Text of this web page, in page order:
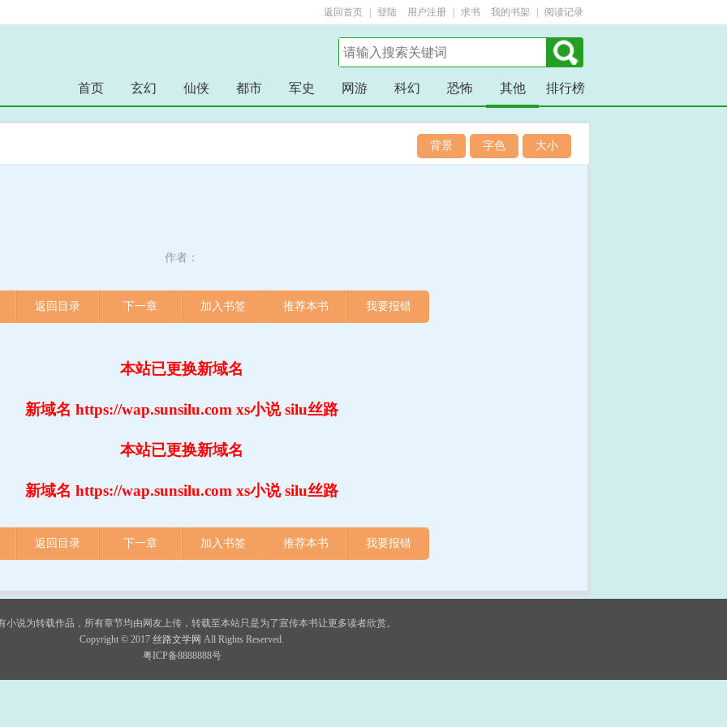
返回首页 登陆 用户注册 求书 我的书架 阅读记录
首页 玄幻 仙侠 都市 军史 网游 科幻 恐怖 其他 排行榜
背景 字色 大小
作者：
返回目录 下一章 加入书签 推荐本书 我要报错
本站已更换新域名
新域名 https://wap.sunsilu.com xs小说 silu丝路
本站已更换新域名
新域名 https://wap.sunsilu.com xs小说 silu丝路
返回目录 下一章 加入书签 推荐本书 我要报错
小说为转载作品，所有章节均由网友上传，转载至本站只是为了宣传本书让更多读者欣赏。
Copyright © 2017 丝路文学网 All Rights Reserved.
粤ICP备8888888号